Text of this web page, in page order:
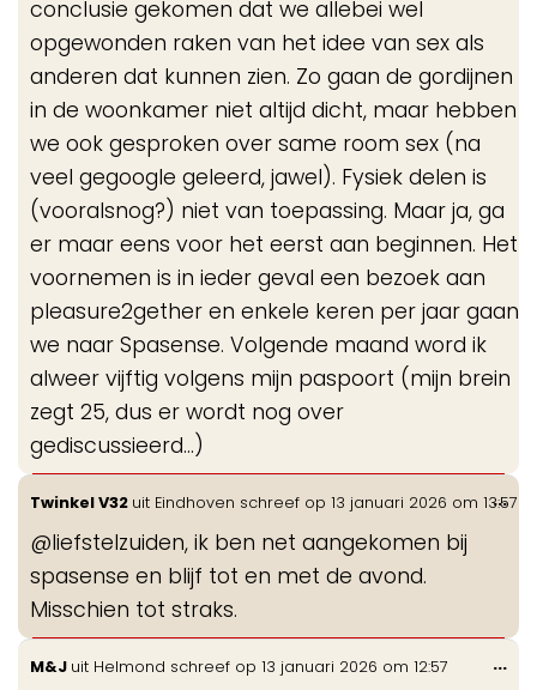
conclusie gekomen dat we allebei wel
opgewonden raken van het idee van sex als
anderen dat kunnen zien. Zo gaan de gordijnen
in de woonkamer niet altijd dicht, maar hebben
we ook gesproken over same room sex (na
veel gegoogle geleerd, jawel). Fysiek delen is
(vooralsnog?) niet van toepassing. Maar ja, ga
er maar eens voor het eerst aan beginnen. Het
voornemen is in ieder geval een bezoek aan
pleasure2gether en enkele keren per jaar gaan
we naar Spasense. Volgende maand word ik
alweer vijftig volgens mijn paspoort (mijn brein
zegt 25, dus er wordt nog over
gediscussieerd...)
Twinkel V32 uit Eindhoven schreef op 13 januari 2026 om 13:57
@liefstelzuiden, ik ben net aangekomen bij
spasense en blijf tot en met de avond.
Misschien tot straks.
...
M&J uit Helmond schreef op 13 januari 2026 om 12:57 ...